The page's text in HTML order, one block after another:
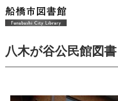
八木が谷公民館図